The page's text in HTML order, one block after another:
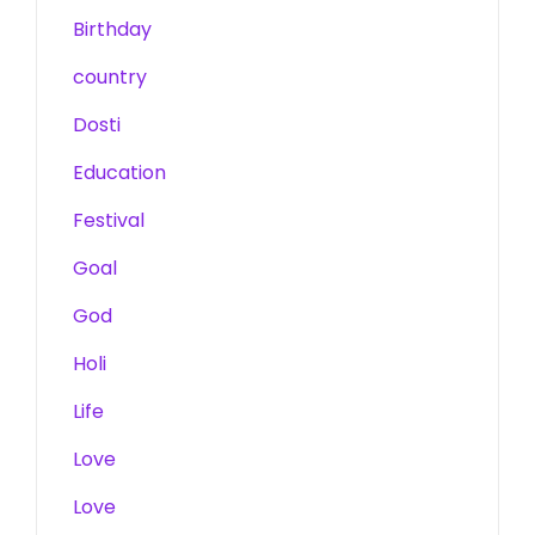
Birthday
country
Dosti
Education
Festival
Goal
God
Holi
Life
Love
Love